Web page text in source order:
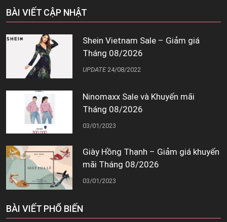
BÀI VIẾT CẬP NHẬT
Shein Vietnam Sale – Giảm giá
Tháng 08/2026
UPDATE 24/08/2022
Ninomaxx Sale và Khuyến mãi
Tháng 08/2026
03/01/2023
Giày Hồng Thạnh – Giảm giá khuyến
mãi Tháng 08/2026
03/01/2023
BÀI VIẾT PHỔ BIẾN